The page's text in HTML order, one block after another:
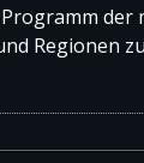
der
Regionen